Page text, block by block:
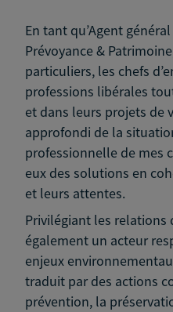
En tant qu’Agent
Prévoyance &
particuliers, les chefs
professions libérales
et dans leurs projets de
approfondi de la
professionnelle de mes
eux des solutions en
et leurs attentes.
Privilégiant les relations
également un acteur
enjeux
traduit par des actions
prévention, la